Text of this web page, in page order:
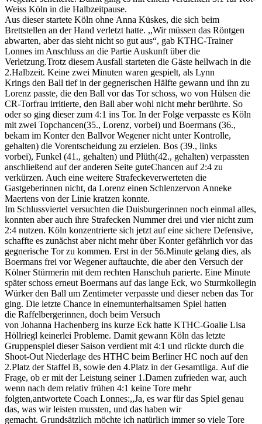
Weiss Köln in die Halbzeitpause.
Aus dieser startete Köln ohne Anna Küskes, die sich beim
Brettstellen an der Hand verletzt hatte. ,,Wir müssen das Röntgen
abwarten, aber das sieht nicht so gut aus“, gab KTHC-Trainer
Lonnes im Anschluss an die Partie Auskunft über die
Verletzung.Trotz diesem Ausfall starteten die Gäste hellwach in die
2.Halbzeit. Keine zwei Minuten waren gespielt, als Lynn
Krings den Ball tief in der gegnerischen Hälfte gewann und ihn zu
Lorenz passte, die den Ball vor das Tor schoss, wo von Hülsen die
CR-Torfrau irritierte, den Ball aber wohl nicht mehr berührte. So
oder so ging dieser zum 4:1 ins Tor. In der Folge verpasste es Köln
mit zwei Topchancen(35., Lorenz, vorbei) und Boermans (36.,
bekam im Konter den Ballvor Wegener nicht unter Kontrolle,
gehalten) die Vorentscheidung zu erzielen. Bos (39., links
vorbei), Funkel (41., gehalten) und Plüth(42., gehalten) verpassten
anschließend auf der anderen Seite guteChancen auf 2:4 zu
verkürzen. Auch eine weitere Strafeckeverwerteten die
Gastgeberinnen nicht, da Lorenz einen Schlenzervon Anneke
Maertens von der Linie kratzen konnte.
Im Schlussviertel versuchten die Duisburgerinnen noch einmal alles,
konnten aber auch ihre Strafecken Nummer drei und vier nicht zum
2:4 nutzen. Köln konzentrierte sich jetzt auf eine sichere Defensive,
schaffte es zunächst aber nicht mehr über Konter gefährlich vor das
gegnerische Tor zu kommen. Erst in der 56.Minute gelang dies, als
Boermans frei vor Wegener auftauchte, die aber den Versuch der
Kölner Stürmerin mit dem rechten Hanschuh parierte. Eine Minute
später schoss erneut Boermans auf das lange Eck, wo Sturmkollegin
Würker den Ball um Zentimeter verpasste und dieser neben das Tor
ging. Die letzte Chance in einemunterhaltsamen Spiel hatten
die Raffelbergerinnen, doch beim Versuch
von Johanna Hachenberg ins kurze Eck hatte KTHC-Goalie Lisa
Höllriegl keinerlei Probleme. Damit gewann Köln das letzte
Gruppenspiel dieser Saison verdient mit 4:1 und rückte durch die
Shoot-Out Niederlage des HTHC beim Berliner HC noch auf den
2.Platz der Staffel B, sowie den 4.Platz in der Gesamtliga. Auf die
Frage, ob er mit der Leistung seiner 1.Damen zufrieden war, auch
wenn nach dem relativ frühen 4:1 keine Tore mehr
folgten,antwortete Coach Lonnes:,,Ja, es war für das Spiel genau
das, was wir leisten mussten, und das haben wir
gemacht. Grundsätzlich möchte ich natürlich immer so viele Tore